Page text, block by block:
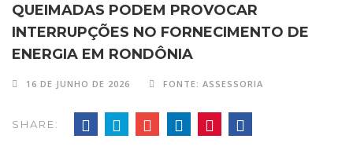
QUEIMADAS PODEM PROVOCAR
INTERRUPÇÕES NO FORNECIMENTO DE
ENERGIA EM RONDÔNIA
16 DE JUNHO DE 2026 FONTE: ASSESSORIA
SHARE: